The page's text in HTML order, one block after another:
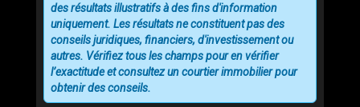
des résultats illustratifs à des fins d'information
uniquement. Les résultats ne constituent pas des
conseils juridiques, financiers, d'investissement ou
autres. Vérifiez tous les champs pour en vérifier
l’exactitude et consultez un courtier immobilier pour
obtenir des conseils.